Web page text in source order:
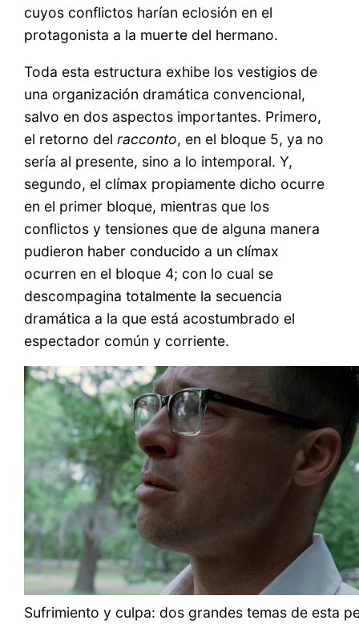
cuyos conflictos harían eclosión en el
protagonista a la muerte del hermano.
Toda esta estructura exhibe los vestigios de
una organización dramática convencional,
salvo en dos aspectos importantes. Primero,
el retorno delracconto, en el bloque 5, ya no
sería al presente, sino a lo intemporal. Y,
segundo, el clímax propiamente dicho ocurre
en el primer bloque, mientras que los
conflictos y tensiones que de alguna manera
pudieron haber conducido a un clímax
ocurren en el bloque 4; con lo cual se
descompagina totalmente la secuencia
dramática a la que está acostumbrado el
espectador común y corriente.
Sufrimiento y culpa: dos grandes temas de esta